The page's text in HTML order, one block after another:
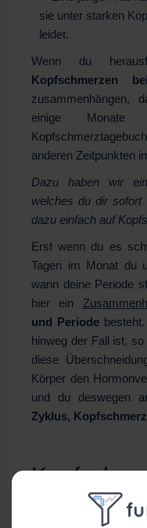
Wenn du
Kopfschmerzen
zusammenhängen,
einige Monate
anderen Zeitpunkten
Dazu haben wir ein
welches du dir sofort
dazu einfach auf
Erst wenn du es
Tagen im Monat du
wann deine Periode
hier ein
und Periode
hinweg der Fall ist,
diese
Körper den
und du deswegen
Zyklus,
Periode –